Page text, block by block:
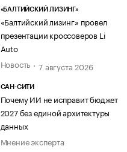
«БАЛТИЙСКИЙ ЛИЗИНГ»
«Балтийский лизинг» провел
презентации кроссоверов Li
Auto
Новость
7 августа 2026
САН-СИТИ
Почему ИИ не исправит бюджет
2027 без единой архитектуры
данных
Мнение эксперта